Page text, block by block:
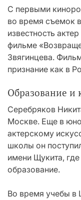
С первыми
во время съемок
известность
фильме
Звягинцева.
признание как в
Образование и
Серебряков
Москве. Еще в
актерскому
школы он
имени Щукита,
образование.
Во время учебы в